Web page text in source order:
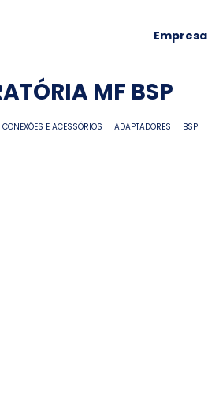
Empresa
MF BSP
CONEXÕES E ACESSÓRIOS ADAPTADORES BSP